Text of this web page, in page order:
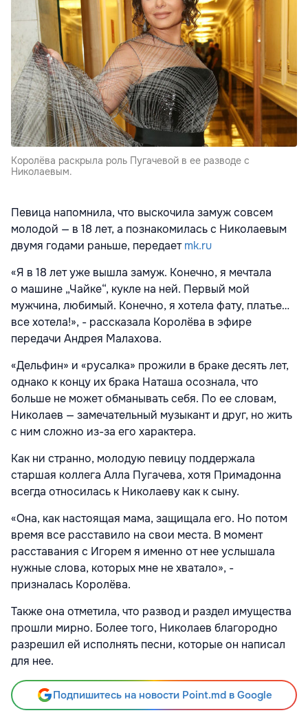
Королёва раскрыла роль Пугачевой в ее разводе с
Николаевым.
Певица напомнила, что выскочила замуж совсем
молодой — в 18 лет, а познакомилась с Николаевым
двумя годами раньше, передаетmk.ru
«Я в 18 лет уже вышла замуж. Конечно, я мечтала
о машине „Чайке“, кукле на ней. Первый мой
мужчина, любимый. Конечно, я хотела фату, платье…
все хотела!», - рассказала Королёва в эфире
передачи Андрея Малахова.
«Дельфин» и «русалка» прожили в браке десять лет,
однако к концу их брака Наташа осознала, что
больше не может обманывать себя. По ее словам,
Николаев — замечательный музыкант и друг, но жить
с ним сложно из-за его характера.
Как ни странно, молодую певицу поддержала
старшая коллега Алла Пугачева, хотя Примадонна
всегда относилась к Николаеву как к сыну.
«Она, как настоящая мама, защищала его. Но потом
время все расставило на свои места. В момент
расставания с Игорем я именно от нее услышала
нужные слова, которых мне не хватало», -
призналась Королёва.
Также она отметила, что развод и раздел имущества
прошли мирно. Более того, Николаев благородно
разрешил ей исполнять песни, которые он написал
для нее.
Подпишитесь на новости Point.md в Google